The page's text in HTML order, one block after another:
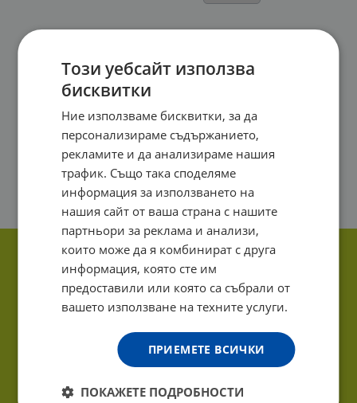
Този уебсайт използва
бисквитки
Ние използваме бисквитки, за да
персонализираме съдържанието,
рекламите и да анализираме нашия
трафик. Също така споделяме
информация за използването на
нашия сайт от ваша страна с нашите
партньори за реклама и анализи,
които може да я комбинират с друга
информация, която сте им
предоставили или която са събрали от
вашето използване на техните услуги.
ПРИЕМЕТЕ ВСИЧКИ
ПОКАЖЕТЕ ПОДРОБНОСТИ